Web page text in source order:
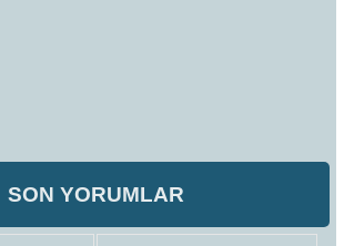
SON YORUMLAR